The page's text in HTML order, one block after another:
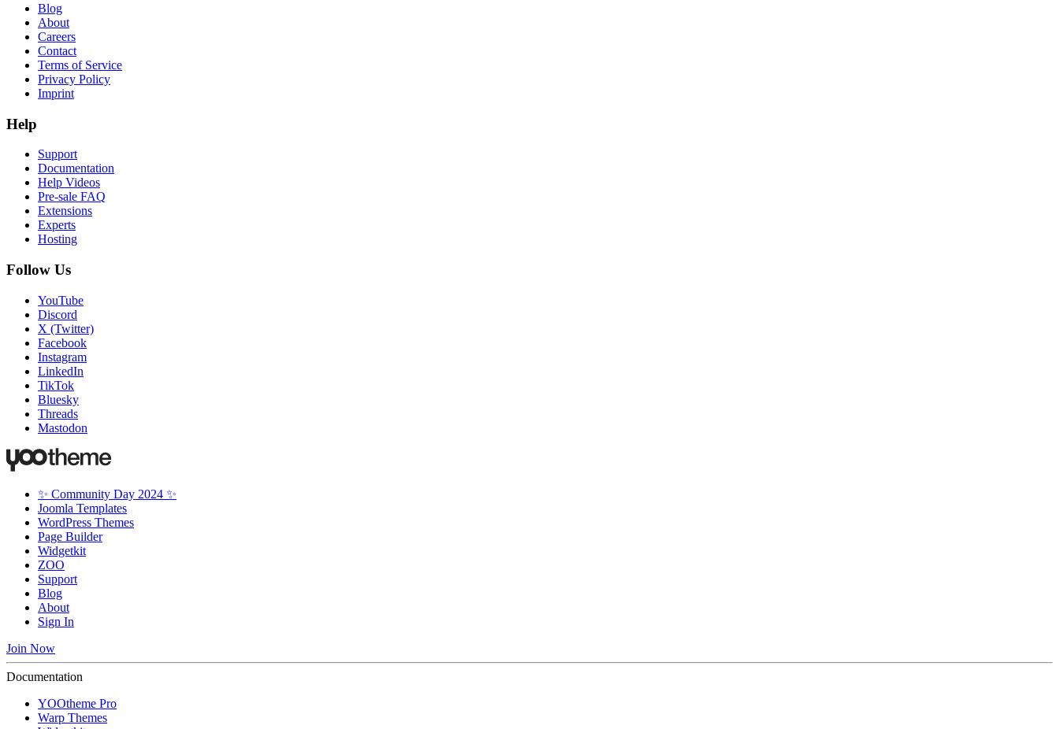
Blog
About
Careers
Contact
Terms of Service
Privacy Policy
Imprint
Help
Support
Documentation
Help Videos
Pre-sale FAQ
Extensions
Experts
Hosting
Follow Us
YouTube
Discord
X (Twitter)
Facebook
Instagram
LinkedIn
TikTok
Bluesky
Threads
Mastodon
✨ Community Day 2024 ✨
Joomla Templates
WordPress Themes
Page Builder
Widgetkit
ZOO
Support
Blog
About
Sign In
Join Now
Documentation
YOOtheme Pro
Warp Themes